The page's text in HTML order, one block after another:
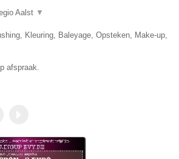
Aalst ▼
Kleuring, Baleyage, Opsteken, Make-up,
afspraak.